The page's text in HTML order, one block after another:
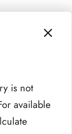
is not
available